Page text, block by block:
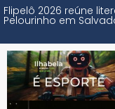
Flipelô 2026 reúne
Pelourinho em